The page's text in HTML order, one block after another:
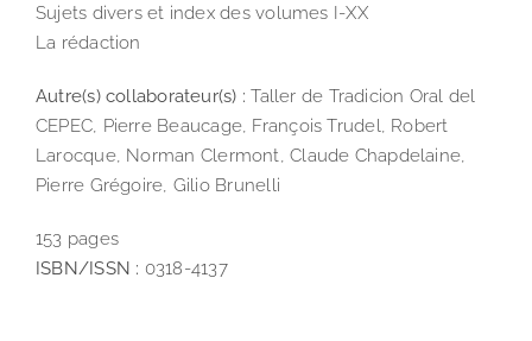
Sujets divers et index des volumes I-XX
La rédaction
Autre(s) collaborateur(s) :Taller de Tradicion Oral del
CEPEC, Pierre Beaucage, François Trudel, Robert
Larocque, Norman Clermont, Claude Chapdelaine,
Pierre Grégoire, Gilio Brunelli
153 pages
ISBN/ISSN : 0318-4137